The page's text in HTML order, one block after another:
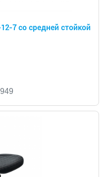
7 со средней стойкой